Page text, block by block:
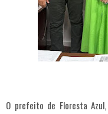
O prefeito de Floresta